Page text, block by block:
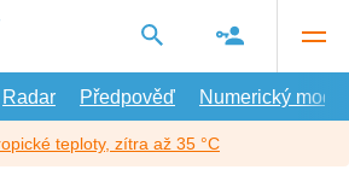
Radar Předpověď Numerický model
teploty, zítra až 35 °C